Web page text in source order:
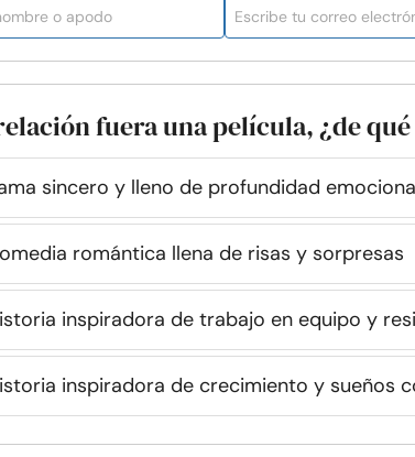
fuera una película, ¿de
sincero y lleno de profundidad
romántica llena de risas y sorpresas
inspiradora de trabajo en equipo y
inspiradora de crecimiento y sueños